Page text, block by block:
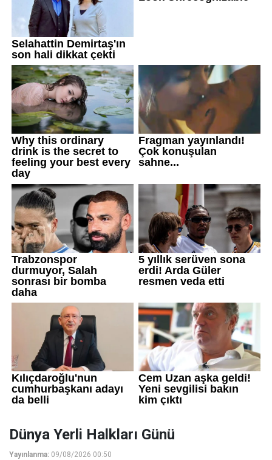
Dünya Yerli Halkları Günü
Yayınlanma: 09/08/2026 00:50